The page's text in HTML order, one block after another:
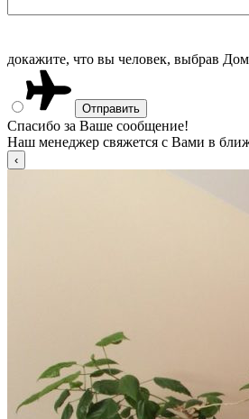
докажите, что вы человек, выбрав Дом
Спасибо за Ваше сообщение!
Наш менеджер свяжется с Вами в